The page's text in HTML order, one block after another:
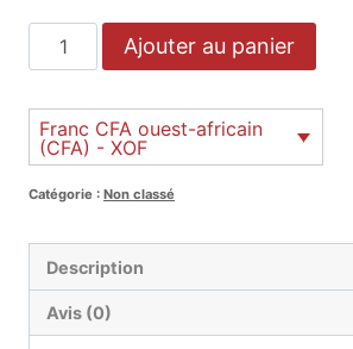
prix
initial
CFA20,500.00.
quantité
de
métiers
maritimes
et
(Ebook)
Ajouter au panier
Franc CFA ouest-africain
(CFA) - XOF
Catégorie : Non classé
Description
Avis (0)